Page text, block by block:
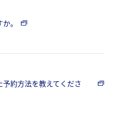
。
約方法を教えてくださ